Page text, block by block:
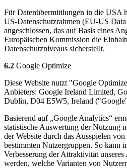
Für Datenübermittlungen in die USA
US-Datenschutzrahmen (EU-US
angeschlossen, das auf Basis eines
Europäischen Kommission die
Datenschutzniveaus sicherstellt.
6.2 Google Optimize
Diese Website nutzt "Google
Anbieters: Google Ireland Limited,
Dublin, D04 E5W5, Ireland
Basierend auf „Google Analytics“
statistische Auswertung der Nutzung
der Website durch das Ausspielen
bestimmten Nutzergruppen. So kann
Verbesserung der Attraktivität
werden, welche Varianten von